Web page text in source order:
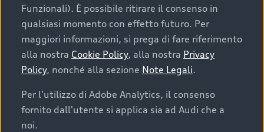
Cosa sapere prima di
acquistare la tua prossima
auto
I requisiti fondamentali da considerare prima di
acquistare un’auto usata, oltre al prezzo e all'aspetto,
Funzionali). È possibile ritirare il consenso in
qualsiasi momento con effetto futuro. Per
maggiori informazioni, si prega di fare riferimento
alla nostra Cookie Policy, alla nostra Privacy
Policy, nonché alla sezione Note Legali.
Per l'utilizzo di Adobe Analytics, il consenso
fornito dall'utente si applica sia ad Audi che a
noi.